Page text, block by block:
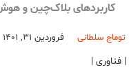
کاربردهای بلاک‌چین و
توماج سلطانی فروردین ۳۱, ۱۴۰۱
| فناوری |